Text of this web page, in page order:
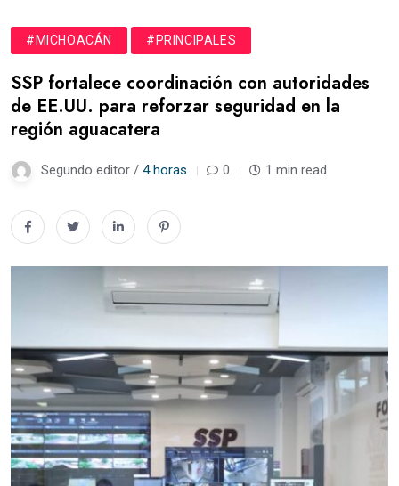
#MICHOACÁN #PRINCIPALES
SSP fortalece coordinación con autoridades
de EE.UU. para reforzar seguridad en la
región aguacatera
Segundo editor / 4 horas 0 1 min read